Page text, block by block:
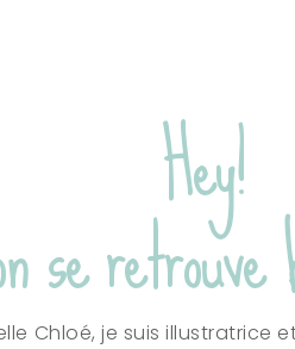
Hey!
se
Chloé, je suis illustratrice